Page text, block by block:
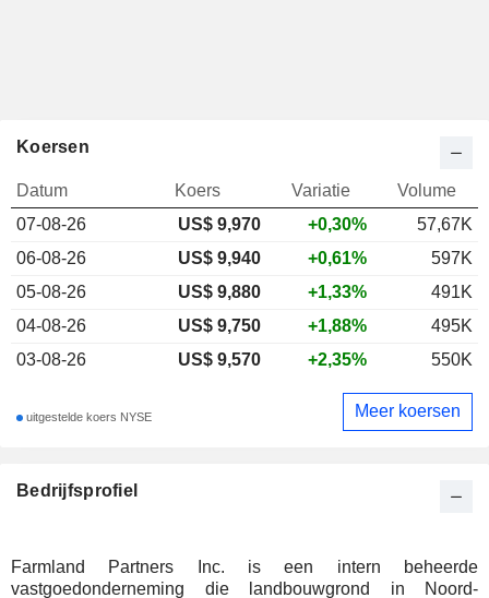
Bedrijfsprofiel
Farmland Partners Inc. is een intern beheerde
vastgoedonderneming die landbouwgrond in Noord-
Koersen
Datum Koers Variatie
Volume
07-08-26
US$ 9,970 +0,30%
57,67K
06-08-26
US$ 9,940 +0,61%
597K
05-08-26
US$ 9,880 +1,33%
491K
04-08-26
US$ 9,750 +1,88%
495K
03-08-26
US$ 9,570 +2,35% 550K
uitgestelde koers NYSE Meer koersen